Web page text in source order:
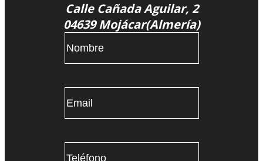
Calle Cañada Aguilar, 2
04639 Mojácar(Almería)
*
*
Teléfono